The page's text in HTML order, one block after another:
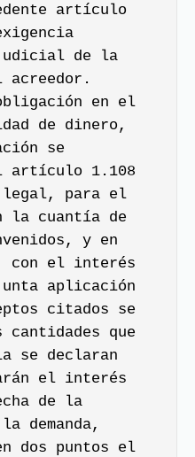
artículo
de la
en el
de dinero,
se
1.108
legal, para el
la cuantía de
y en
con el interés
aplicación
citados se
cantidades que
se declaran
el interés
de la
demanda,
dos puntos el